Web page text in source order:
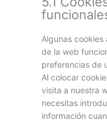
Algunas
de la web
preferencias de
Al colocar
visita a nuestra
necesitas
información